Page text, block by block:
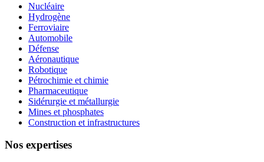
Nucléaire
Hydrogène
Ferroviaire
Automobile
Défense
Aéronautique
Robotique
Pétrochimie et chimie
Pharmaceutique
Sidérurgie et métallurgie
Mines et phosphates
Construction et infrastructures
Nos expertises